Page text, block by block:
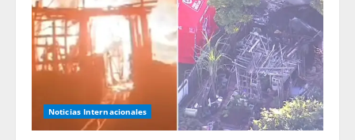
Noticias Internacionales